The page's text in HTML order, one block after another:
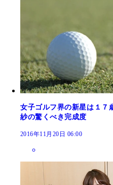
女子ゴルフ界の新星は１７
紗の驚くべき完成度
2016年11月20日 06:00